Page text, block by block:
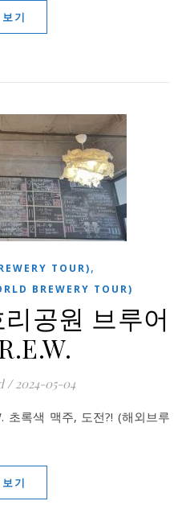
기
TOUR),
BREWERY TOUR)
공원 브루어
/ 2024-05-04
기